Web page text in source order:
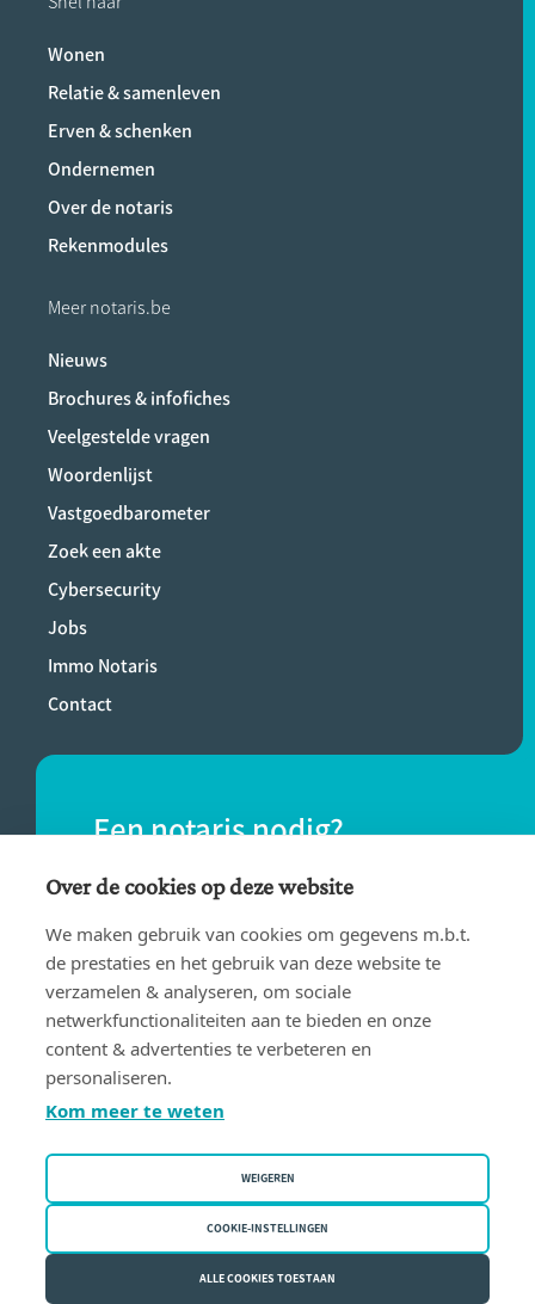
Wonen
Relatie & samenleven
Erven & schenken
Ondernemen
Over de notaris
Rekenmodules
Meer notaris.be
Nieuws
Brochures & infofiches
Veelgestelde vragen
Woordenlijst
Vastgoedbarometer
Zoek een akte
Cybersecurity
Jobs
Immo Notaris
Contact
Een notaris nodig?
Vind eenvoudig een notaris bij jou in de
buurt.
VIND EEN NOTARIS
Gebruiksvoorwaarden
Privacy policy
Cookiebeleid
Fednot vzw | Bergstraat 30/34 - 1000 Brussel | BE 0409.357.321
Over de cookies op deze website
We maken gebruik van cookies om gegevens m.b.t.
de prestaties en het gebruik van deze website te
verzamelen & analyseren, om sociale
netwerkfunctionaliteiten aan te bieden en onze
content & advertenties te verbeteren en
personaliseren.
Kom meer te weten
WEIGEREN
COOKIE-INSTELLINGEN
ALLE COOKIES TOESTAAN